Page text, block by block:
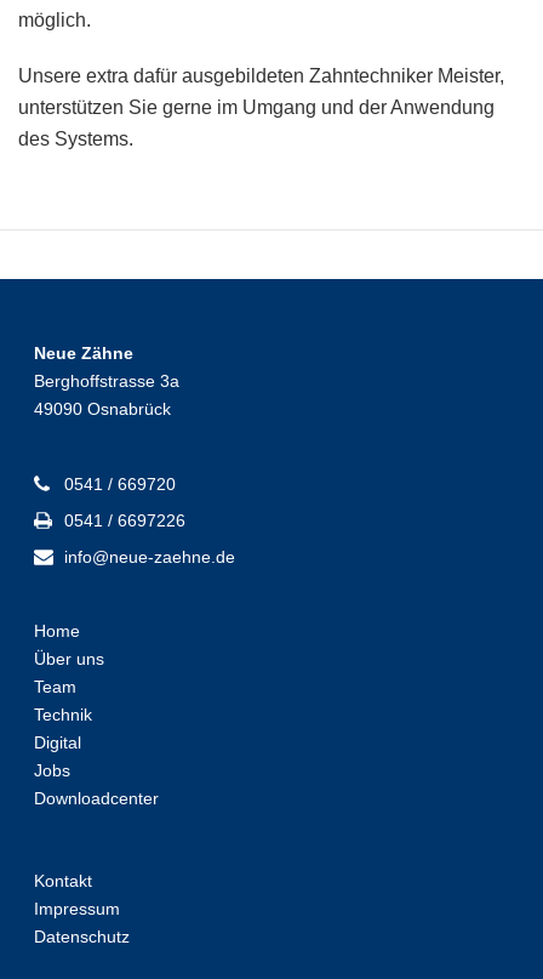
möglich.
Unsere extra dafür ausgebildeten Zahntechniker Meister,
unterstützen Sie gerne im Umgang und der Anwendung
des Systems.
Neue Zähne
Berghoffstrasse 3a
49090 Osnabrück
0541 / 669720
0541 / 6697226
info@neue-zaehne.de
Home
Über uns
Team
Technik
Digital
Jobs
Downloadcenter
Kontakt
Impressum
Datenschutz